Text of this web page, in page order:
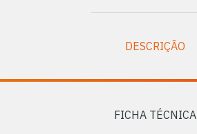
DESCRIÇÃO
FICHA TÉCNICA